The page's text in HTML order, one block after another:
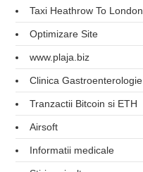
Taxi Heathrow To London
Optimizare Site
www.plaja.biz
Clinica Gastroenterologie
Tranzactii Bitcoin si ETH
Airsoft
Informatii medicale